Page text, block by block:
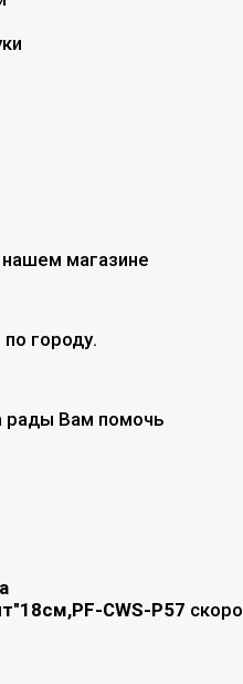
магазине
городу.
рады Вам помочь
CWS-Р57 скоро